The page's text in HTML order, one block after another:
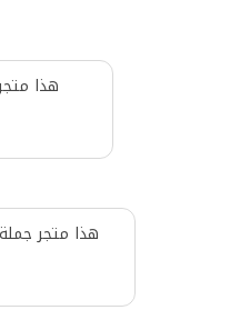
هذا
هذا متجر